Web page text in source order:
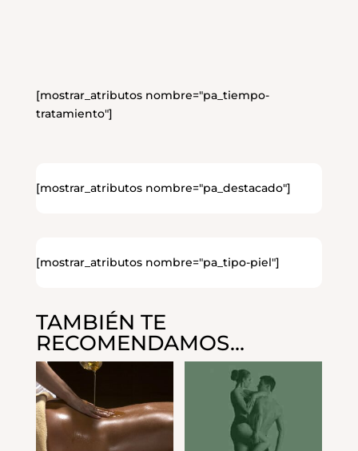
[mostrar_atributos nombre="pa_tiempo-
tratamiento"]
[mostrar_atributos nombre="pa_destacado"]
[mostrar_atributos nombre="pa_tipo-piel"]
TAMBIÉN TE
RECOMENDAMOS…